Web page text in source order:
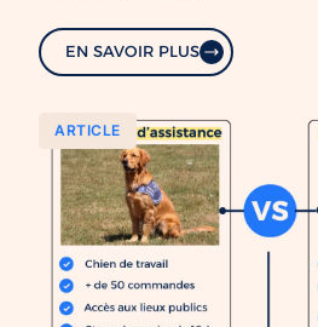
EN SAVOIR PLUS
ARTICLE